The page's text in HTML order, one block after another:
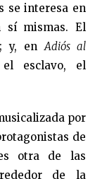
se interesa en
sí mismas. El
y, enAdiós al
esclavo, el
por
de
otra de las
de la